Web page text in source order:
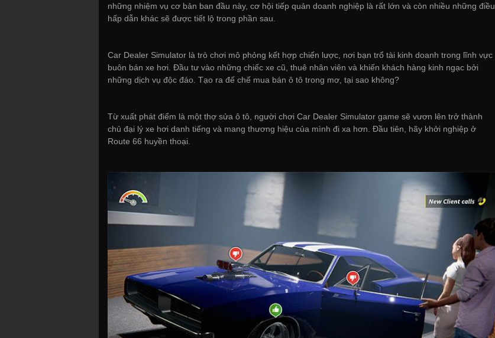
những nhiệm vụ cơ bản ban đầu này, cơ hội tiếp quản doanh nghiệp là rất lớn và còn nhiều những điều
hấp dẫn khác sẽ được tiết lộ trong phần sau.
Car Dealer Simulator là trò chơi mô phỏng kết hợp chiến lược, nơi bạn trổ tài kinh doanh trong lĩnh vực
buôn bán xe hơi. Đầu tư vào những chiếc xe cũ, thuê nhân viên và khiến khách hàng kinh ngạc bởi
những dịch vụ độc đáo. Tạo ra đế chế mua bán ô tô trong mơ, tại sao không?
Từ xuất phát điểm là một thợ sửa ô tô, người chơi Car Dealer Simulator game sẽ vươn lên trở thành
chủ đại lý xe hơi danh tiếng và mang thương hiệu của mình đi xa hơn. Đầu tiên, hãy khởi nghiệp ở
Route 66 huyền thoại.